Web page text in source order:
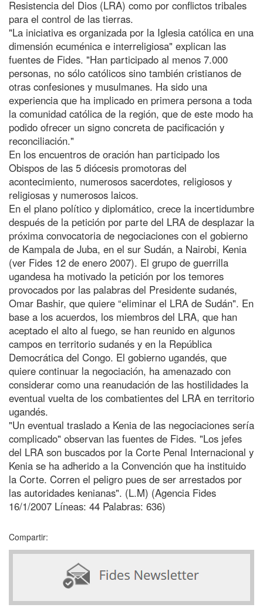
Resistencia del Dios (LRA) como por conflictos tribales
para el control de las tierras.
"La iniciativa es organizada por la Iglesia católica en una
dimensión ecuménica e interreligiosa" explican las
fuentes de Fides. "Han participado al menos 7.000
personas, no sólo católicos sino también cristianos de
otras confesiones y musulmanes. Ha sido una
experiencia que ha implicado en primera persona a toda
la comunidad católica de la región, que de este modo ha
podido ofrecer un signo concreta de pacificación y
reconciliación."
En los encuentros de oración han participado los
Obispos de las 5 diócesis promotoras del
acontecimiento, numerosos sacerdotes, religiosos y
religiosas y numerosos laicos.
En el plano político y diplomático, crece la incertidumbre
después de la petición por parte del LRA de desplazar la
próxima convocatoria de negociaciones con el gobierno
de Kampala de Juba, en el sur Sudán, a Nairobi, Kenia
(ver Fides 12 de enero 2007). El grupo de guerrilla
ugandesa ha motivado la petición por los temores
provocados por las palabras del Presidente sudanés,
Omar Bashir, que quiere “eliminar el LRA de Sudán". En
base a los acuerdos, los miembros del LRA, que han
aceptado el alto al fuego, se han reunido en algunos
campos en territorio sudanés y en la República
Democrática del Congo. El gobierno ugandés, que
quiere continuar la negociación, ha amenazado con
considerar como una reanudación de las hostilidades la
eventual vuelta de los combatientes del LRA en territorio
ugandés.
"Un eventual traslado a Kenia de las negociaciones sería
complicado" observan las fuentes de Fides. "Los jefes
del LRA son buscados por la Corte Penal Internacional y
Kenia se ha adherido a la Convención que ha instituido
la Corte. Corren el peligro pues de ser arrestados por
las autoridades kenianas". (L.M) (Agencia Fides
16/1/2007 Líneas: 44 Palabras: 636)
Compartir: